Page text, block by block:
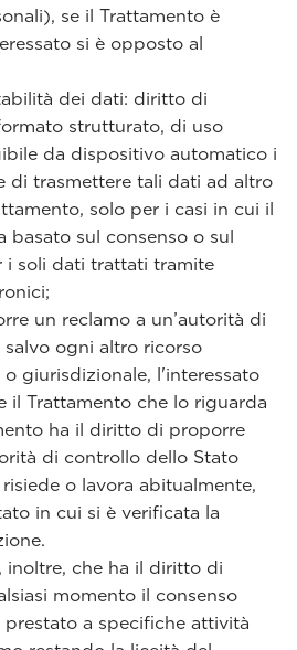
se il Trattamento è
si è opposto al
dei dati: diritto di
strutturato, di uso
da dispositivo automatico i
di trasmettere tali dati ad altro
solo per i casi in cui il
basato sul consenso o sul
i soli dati trattati tramite
un reclamo a un’autorità di
ogni altro ricorso
giurisdizionale, l'interessato
il Trattamento che lo riguarda
ha il diritto di proporre
di controllo dello Stato
o lavora abitualmente,
in cui si è verificata la
inoltre, che ha il diritto di
momento il consenso
prestato a specifiche attività